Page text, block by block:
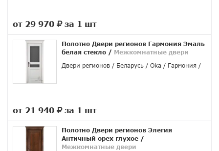
от 29 970
за 1 шт
Полотно Двери регионов Гармония Эмаль
белая стекло / Межкомнатные двери
Двери регионов
Беларусь Oka Гармония
от 21 940
за 1 шт
Полотно Двери регионов Элегия
Античный орех глухое /
Межкомнатные двери